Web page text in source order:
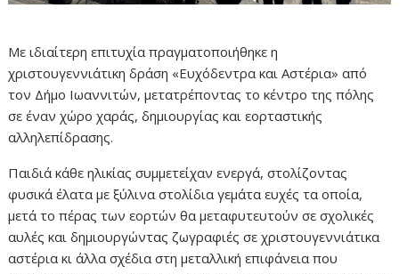
Με ιδιαίτερη επιτυχία πραγματοποιήθηκε η
χριστουγεννιάτικη δράση «Ευχόδεντρα και Αστέρια» από
τον Δήμο Ιωαννιτών, μετατρέποντας το κέντρο της πόλης
σε έναν χώρο χαράς, δημιουργίας και εορταστικής
αλληλεπίδρασης.
Παιδιά κάθε ηλικίας συμμετείχαν ενεργά, στολίζοντας
φυσικά έλατα με ξύλινα στολίδια γεμάτα ευχές τα οποία,
μετά το πέρας των εορτών θα μεταφυτευτούν σε σχολικές
αυλές και δημιουργώντας ζωγραφιές σε χριστουγεννιάτικα
αστέρια κι άλλα σχέδια στη μεταλλική επιφάνεια που